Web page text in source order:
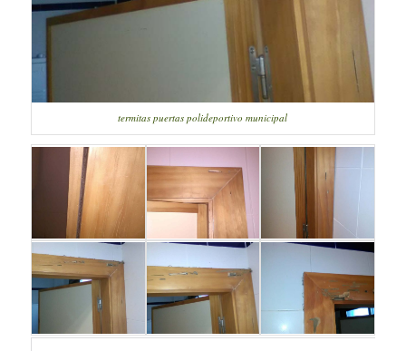
termitas puertas polideportivo municipal